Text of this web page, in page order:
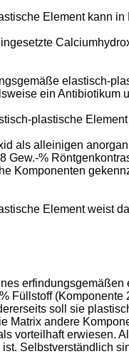
Element kann
elastisch-
ein
plastische
als alleinigen
Gew.-%
Komponenten
Element weist
Füllstoff
soll sie
Matrix andere
vorteilhaft erwiesen.
Selbstverständlich